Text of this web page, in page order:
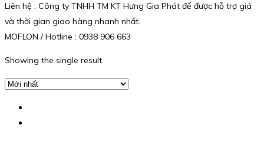
Liên hệ : Công ty TNHH TM KT Hưng Gia Phát để được hỗ trợ giá
và thời gian giao hàng nhanh nhất.
MOFLON / Hotline : 0938 906 663
Showing the single result